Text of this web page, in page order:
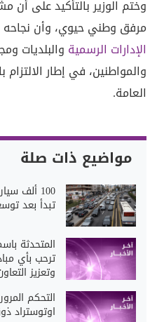
وختم الوزير بالتأكيد على
مرفق وطني حيوي، وأن نجاحه
الإدارات الرسمية والبلديات
والمواطنين، في إطار
العامة.
مواضيع ذات صلة
100 ألف
تبدأ بعد
المتحدثة
ترحب بأي
وتعزيز
التحكم
اوتوستراد